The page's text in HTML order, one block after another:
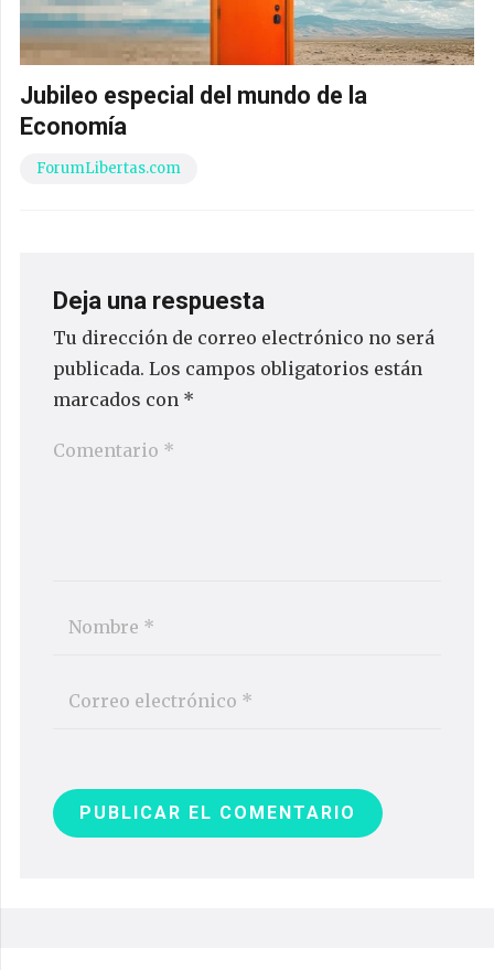
Jubileo especial del mundo de la
Economía
ForumLibertas.com
Deja una respuesta
Tu dirección de correo electrónico no será
publicada. Los campos obligatorios están
marcados con *
PUBLICAR EL COMENTARIO